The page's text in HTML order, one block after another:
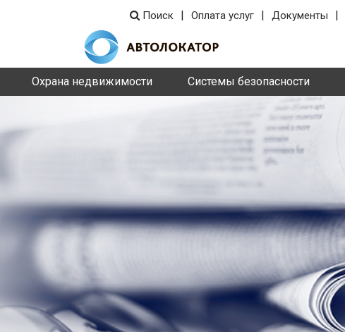
Поиск | Оплата услуг | Документы |
Охрана недвижимости Системы безопасности